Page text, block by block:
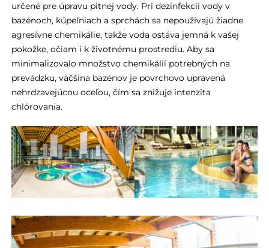
určené pre úpravu pitnej vody. Pri dezinfekcii vody v
bazénoch, kúpeľniach a sprchách sa nepoužívajú žiadne
agresívne chemikálie, takže voda ostáva jemná k vašej
pokožke, očiam i k životnému prostrediu. Aby sa
minimalizovalo množstvo chemikálií potrebných na
prevádzku, väčšina bazénov je povrchovo upravená
nehrdzavejúcou oceľou, čím sa znižuje intenzita
chlórovania.